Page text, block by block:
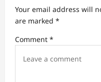
a
i
Your email address will
are marked *
Comment *